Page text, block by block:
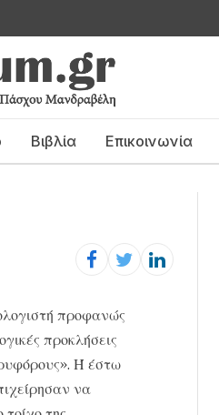
Βιβλία Επικοινωνία
προφανώς
προκλήσεις
Ή έστω
να